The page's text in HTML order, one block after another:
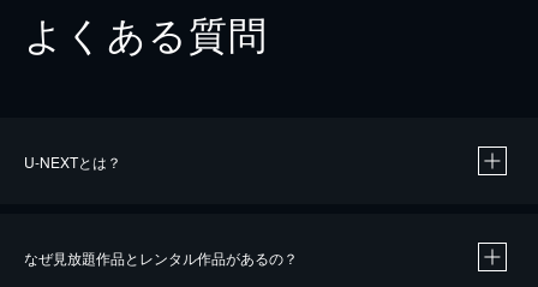
よくある質問
U-NEXTとは？
なぜ見放題作品とレンタル作品があるの？